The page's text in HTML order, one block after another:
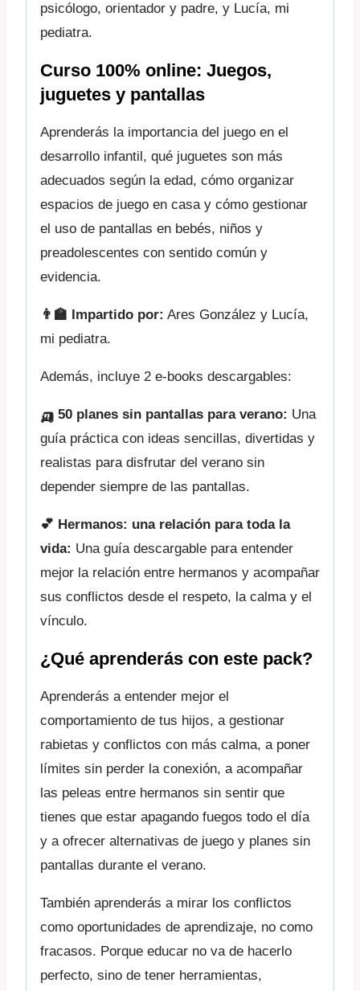
psicólogo, orientador y padre, y Lucía, mi
pediatra.
Curso 100% online: Juegos,
juguetes y pantallas
Aprenderás la importancia del juego en el
desarrollo infantil, qué juguetes son más
adecuados según la edad, cómo organizar
espacios de juego en casa y cómo gestionar
el uso de pantallas en bebés, niños y
preadolescentes con sentido común y
evidencia.
👨‍🏫 Impartido por: Ares González y Lucía,
mi pediatra.
Además, incluye 2 e-books descargables:
🛺 50 planes sin pantallas para verano: Una
guía práctica con ideas sencillas, divertidas y
realistas para disfrutar del verano sin
depender siempre de las pantallas.
💕 Hermanos: una relación para toda la
vida: Una guía descargable para entender
mejor la relación entre hermanos y acompañar
sus conflictos desde el respeto, la calma y el
vínculo.
¿Qué aprenderás con este pack?
Aprenderás a entender mejor el
comportamiento de tus hijos, a gestionar
rabietas y conflictos con más calma, a poner
límites sin perder la conexión, a acompañar
las peleas entre hermanos sin sentir que
tienes que estar apagando fuegos todo el día
y a ofrecer alternativas de juego y planes sin
pantallas durante el verano.
También aprenderás a mirar los conflictos
como oportunidades de aprendizaje, no como
fracasos. Porque educar no va de hacerlo
perfecto, sino de tener herramientas,